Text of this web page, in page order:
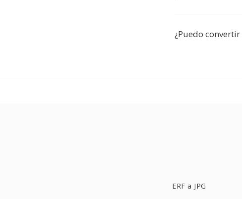
¿Puedo
ERF a JPG